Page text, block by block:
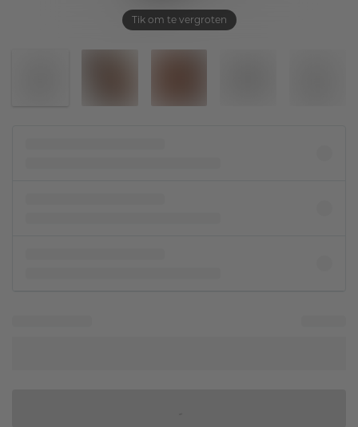
Tik om te vergroten